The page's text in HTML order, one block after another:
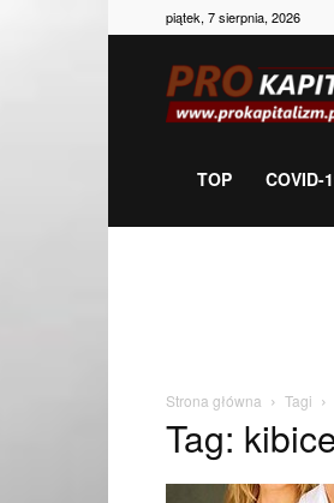
piątek, 7 sierpnia, 2026
TOP COVID-
Strona główna Tagi
Tag: